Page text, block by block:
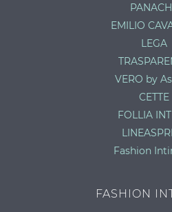
EMILIO
LEGA
VERO by
CETTE
FOLLIA
Fashion
FASHION